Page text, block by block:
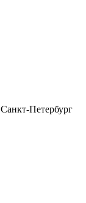
Санкт-Петербург